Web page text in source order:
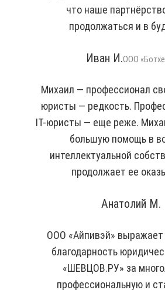
что наше
продолжаться и в
Иван И.ООО
Михаил — профессионал
юристы — редкость.
IT-юристы — еще реже.
большую помощь в
интеллектуальной
продолжает ее
Анатолий М.
ООО «Айпивэй»
благодарность
«ШЕВЦОВ.РУ» за
профессиональную и